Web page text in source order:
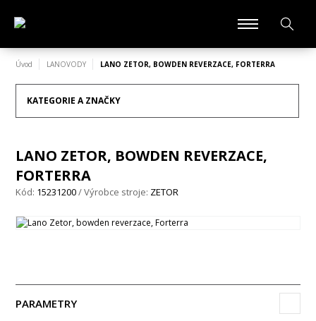
Úvod LANOVODY LANO ZETOR, BOWDEN REVERZACE, FORTERRA
KATEGORIE A ZNAČKY
LANO ZETOR, BOWDEN REVERZACE,
FORTERRA
Kód: 15231200/ Výrobce stroje: ZETOR
PARAMETRY